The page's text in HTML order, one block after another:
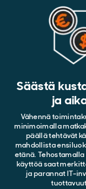
Säästä
ja
Vähennä
minimoimalla
päällä tehtävät
mahdollista
etänä.
käyttöä saat
ja parannat IT-